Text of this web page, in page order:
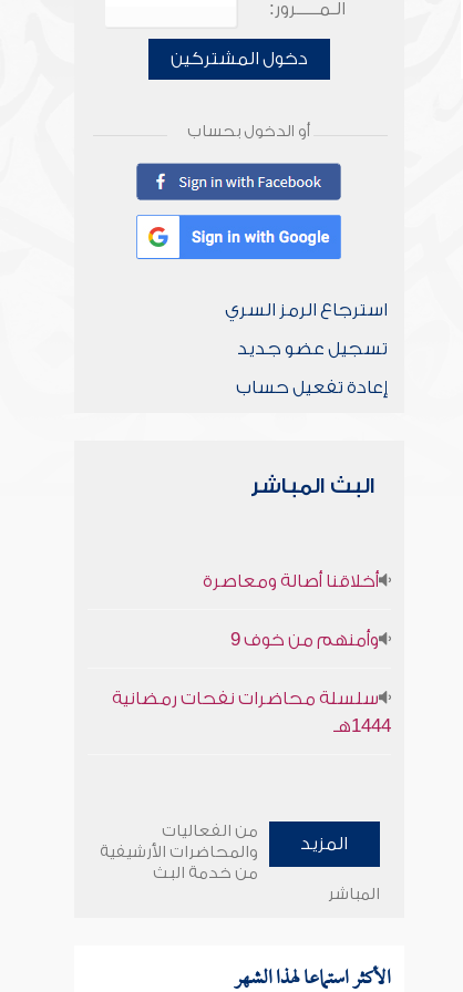
الـمـــــرور:
دخول المشتركين
أو الدخول بحساب
استرجاع الرمز السري
تسجيل عضو جديد
إعادة تفعيل حساب
البث المباشر
أخلاقنا أصالة ومعاصرة
وأمنهم من خوف 9
سلسلة محاضرات نفحات رمضانية
1444هـ
المزيد
من الفعاليات
والمحاضرات الأرشيفية
من خدمة البث
المباشر
الأكثر استماعا لهذا الشهر